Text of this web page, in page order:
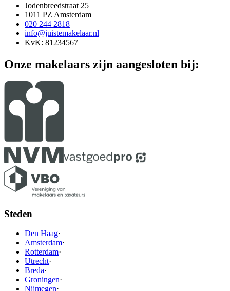
Jodenbreedstraat 25
1011 PZ Amsterdam
020 244 2818
info@juistemakelaar.nl
KvK: 81234567
Onze makelaars zijn aangesloten bij:
Steden
Den Haag·
Amsterdam·
Rotterdam·
Utrecht·
Breda·
Groningen·
Nijmegen·